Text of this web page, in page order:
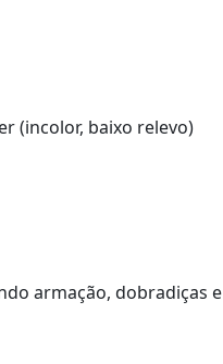
(incolor, baixo relevo)
armação, dobradiças e